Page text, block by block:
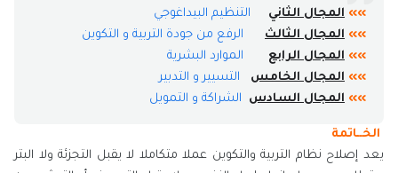
»» المجال الثاني
التنظيم البيداغوجي​
»» المجال الثالث
الرفع من​ جودة التربية و ​التكوين​
»» المجال الرابع
الموارد البشرية
»» المجال الخامس
التسيير و التدبير​
»» المجال السادس الشراكة و التمويل​
الخــاتمة
يعد إصلاح نظام التربية والتكوين عملا متكاملا لا يقبل التجزئة ولا البتر